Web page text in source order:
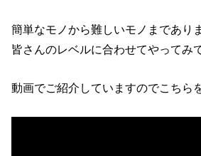
簡単なモノから難しいモノまであり
皆さんのレベルに合わせてやってみ
動画でご紹介していますのでこちら